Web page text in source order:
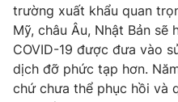
thuận bằng văn bản. Ghi rõ
thông tin từ website này.
trường xuất khẩu quan
Mỹ, châu Âu, Nhật Bản sẽ
COVID-19 được đưa vào
dịch đỡ phức tạp hơn.
chứ chưa thể phục hồi và